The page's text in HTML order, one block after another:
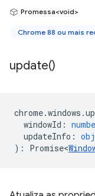
Promessa<void>
Chrome 88 ou mais
update()
chrome.windows .
windowId :
updateInfo :
) : Promise<